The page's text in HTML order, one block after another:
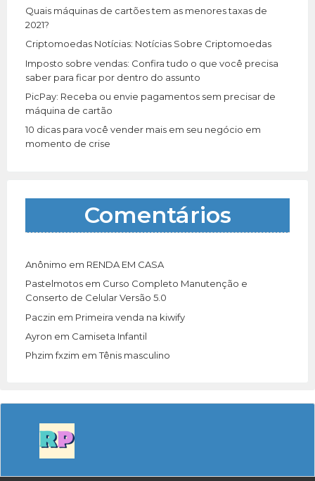
r
:
Quais máquinas de cartões tem as menores taxas de
2021?
Criptomoedas Notícias: Notícias Sobre Criptomoedas
Imposto sobre vendas: Confira tudo o que você precisa
saber para ficar por dentro do assunto
PicPay: Receba ou envie pagamentos sem precisar de
máquina de cartão
10 dicas para você vender mais em seu negócio em
momento de crise
Comentários
Anônimo em RENDA EM CASA
Pastelmotos em Curso Completo Manutenção e
Conserto de Celular Versão 5.0
Paczin em Primeira venda na kiwify
Ayron em Camiseta Infantil
Phzim fxzim emTênis masculino